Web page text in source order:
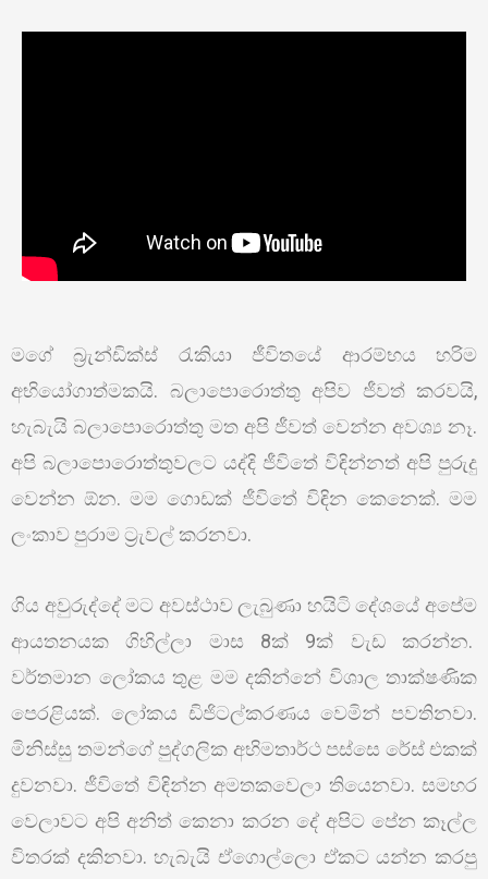
මගේ බ්‍රැන්ඩික්ස් රැකියා ජීවිතයේ ආරම්භය හරිම
අභියෝගාත්මකයි. බලාපොරොත්තු අපිව ජීවත් කරවයි,
හැබැයි බලාපොරොත්තු මත අපි ජීවත් වෙන්න අවශ්‍ය නෑ.
අපි බලාපොරොත්තුවලට යද්දි ජීවිතේ විඳින්නත් අපි පුරුදු
වෙන්න ඕන. මම ගොඩක් ජීවිතේ විඳින කෙනෙක්. මම
ලංකාව පුරාම ට්‍රැවල් කරනවා.
ගිය අවුරුද්දේ මට අවස්ථාව ලැබුණා හයිටි දේශයේ අපේම
ආයතනයක ගිහිල්ලා මාස 8ක් 9ක් වැඩ කරන්න.
වර්තමාන ලෝකය තුළ මම දකින්නේ විශාල තාක්ෂණික
පෙරළියක්. ලෝකය ඩිජිටල්කරණය වෙමින් පවතිනවා.
මිනිස්සු තමන්ගේ පුද්ගලික අභිමතාර්ථ පස්සෙ රේස් එකක්
දුවනවා. ජීවිතේ විඳින්න අමතකවෙලා තියෙනවා. සමහර
වෙලාවට අපි අනිත් කෙනා කරන දේ අපිට පේන කෑල්ල
විතරක් දකිනවා. හැබැයි ඒගොල්ලො ඒකට යන්න කරපු